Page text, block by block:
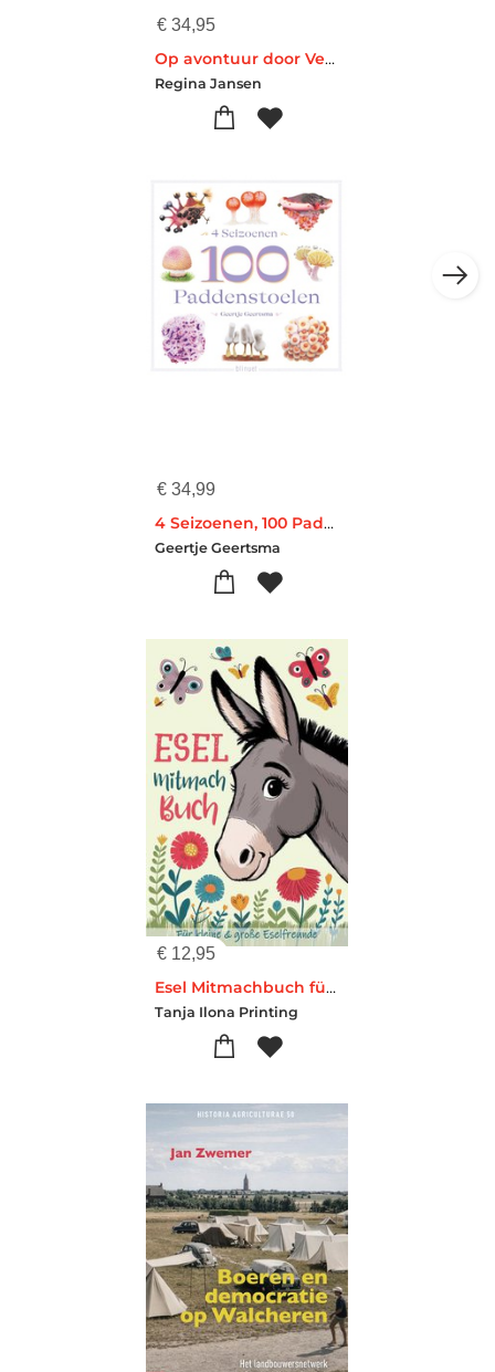
€ 34,95
Op avontuur door Verenigd Koninkrijk
Regina Jansen
€ 34,99
4 Seizoenen, 100 Paddenstoelen
Geertje Geertsma
€ 12,95
Esel Mitmachbuch für kleine und große Eselliebhaber
Tanja Ilona Printing